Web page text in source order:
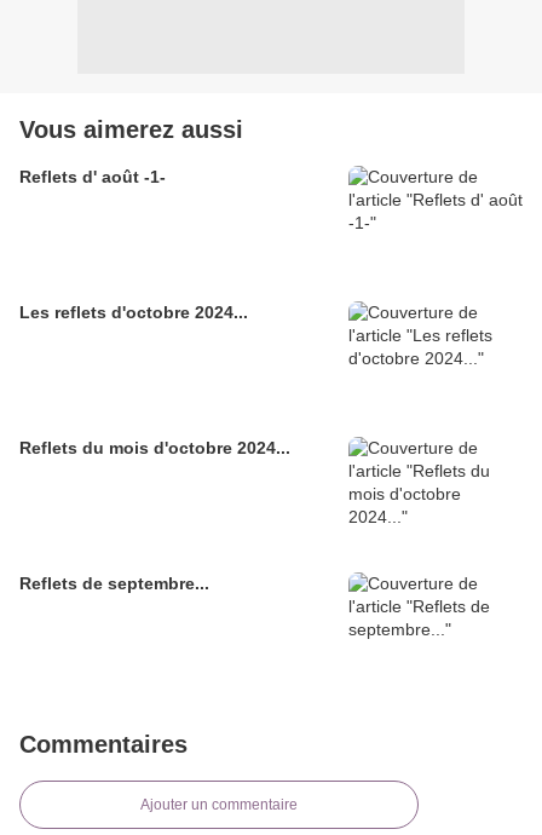
Vous aimerez aussi
Reflets d' août -1-
Les reflets d'octobre 2024...
Reflets du mois d'octobre 2024...
Reflets de septembre...
Commentaires
Ajouter un commentaire